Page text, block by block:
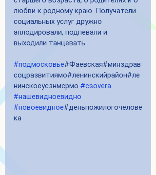
любви к родному краю. Получатели
социальных услуг дружно
аплодировали, подпевали и
выходили танцевать.
#подмосковье#Фаевская#минздрав
соцразвитиямо#ленинскийрайон#ле
нинскоеусзнмсрмо #csovera
#нашевидноевидно
#новоевидное#деньпожилогочелове
ка